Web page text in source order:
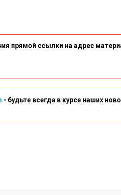
прямой ссылки на адрес
- будьте всегда в курсе наших